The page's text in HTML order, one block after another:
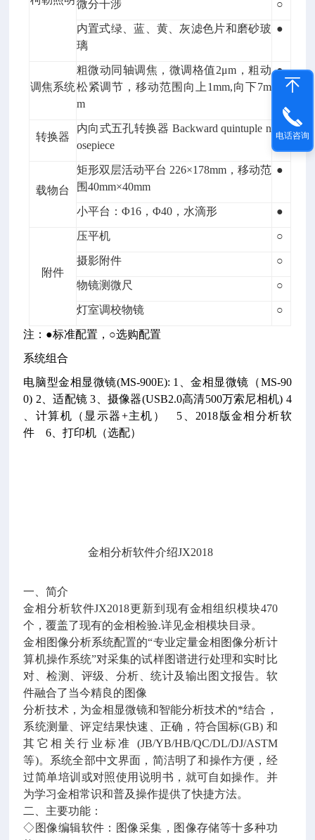
微分干涉 ○
内置式绿、蓝、黄、灰滤色片和磨砂玻
璃
●
调焦系统
粗微动同轴调焦，微调格值2μm，粗动
松紧调节，移动范围向上1mm,向下7m
m
●
转换器
内向式五孔转换器 Backward quintuple n
osepiece
载物台
矩形双层活动平台 226×178mm，移动范
围40mm×40mm
●
小平台：Φ16，Φ40，水滴形 ●
附件
压平机 ○
摄影附件 ○
物镜测微尺 ○
灯室调校物镜 ○
注：●标准配置，○选购配置
系统组合
电脑型金相显微镜(MS-900E): 1、金相显微镜（MS-90
0) 2、适配镜 3、摄像器(USB2.0高清500万索尼相机) 4
、计算机（显示器+主机）
5、2018版金相分析软
件 6、打印机（选配）
金相分析软件介绍JX2018
一、简介
金相分析软件JX2018更新到现有金相组织模块470
个，覆盖了现有的金相检验.详见金相模块目录。
金相图像分析系统配置的“专业定量金相图像分析计
算机操作系统”对采集的试样图谱进行处理和实时比
对、检测、评级、分析、统计及输出图文报告。软
件融合了当今精良的图像
分析技术，为金相显微镜和智能分析技术的*结合，
系统测量、评定结果快速、正确，符合国标(GB) 和
其它相关行业标准 (JB/YB/HB/QC/DL/DJ/ASTM
等)。系统全部中文界面，简洁明了和操作方便，经
过简单培训或对照使用说明书，就可自如操作。并
为学习金相常识和普及操作提供了快捷方法。
二、主要功能：
◇图像编辑软件：图像采集，图像存储等十多种功
电话咨询